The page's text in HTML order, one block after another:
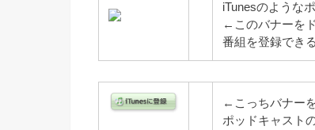
iTunesのような
←このバナーを
番組を登録でき
←こっちバナー
ポッドキャスト